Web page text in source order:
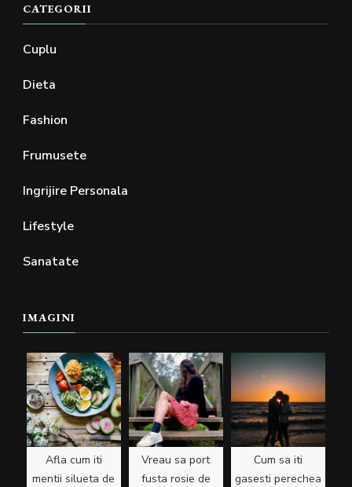
CATEGORII
Cuplu
Dieta
Fashion
Frumusete
Ingrijire Personala
Lifestyle
Sanatate
IMAGINI
Afla cum iti
mentii silueta de
Vreau sa port
fusta rosie de
Cum sa iti
gasesti perechea